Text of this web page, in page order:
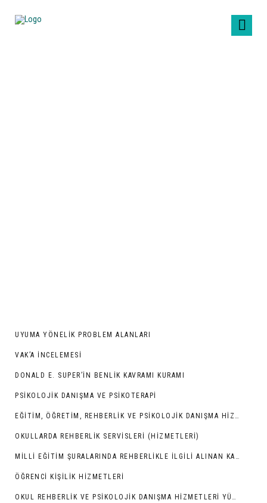
UYUMA YÖNELIK PROBLEM ALANLARI
VAK’A İNCELEMESI
DONALD E. SUPER’IN BENLIK KAVRAMI KURAMI
PSIKOLOJIK DANIŞMA VE PSIKOTERAPI
EĞITIM, ÖĞRETIM, REHBERLIK VE PSIKOLOJIK DANIŞMA HIZMETLERI
OKULLARDA REHBERLIK SERVISLERI (HIZMETLERI)
MILLI EĞITIM ŞURALARINDA REHBERLIKLE İLGILI ALINAN KARARLAR
ÖĞRENCI KIŞILIK HIZMETLERI
OKUL REHBERLIK VE PSIKOLOJIK DANIŞMA HIZMETLERI YÜRÜTME KOMISYONUNUN KURULUŞU VE GÖREVLERI